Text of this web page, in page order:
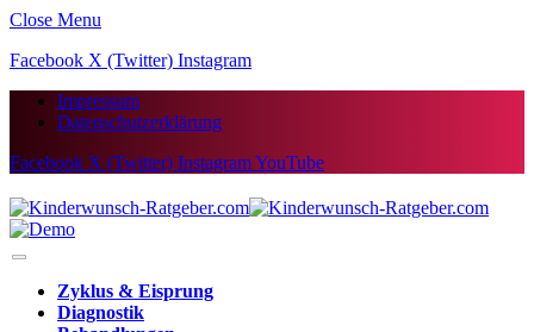
Close Menu
Facebook X (Twitter) Instagram
Impressum
Datenschutzerklärung
Facebook X (Twitter) InstagramYouTube
Zyklus & Eisprung
Diagnostik